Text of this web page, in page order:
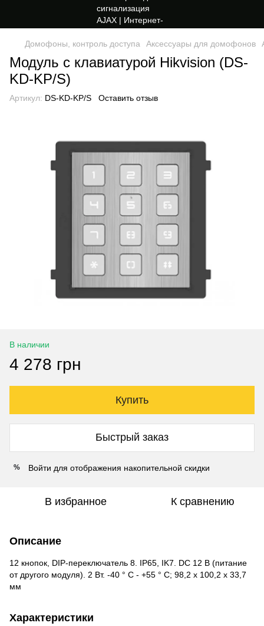
Домофоны, контроль доступа Аксессуары для домофонов
Модуль с клавиатурой Hikvision (DS-
KD-KP/S)
Артикул: DS-KD-KP/S Оставить отзыв
В наличии
4 278 грн
Купить
Быстрый заказ
% Войти для отображения накопительной скидки
В избранное К сравнению
Описание
12 кнопок, DIP-переключатель 8. IP65, IK7. DC 12 В (питание
от другого модуля). 2 Вт. -40 ° C - +55 ° C; 98,2 х 100,2 х 33,7
мм
Характеристики